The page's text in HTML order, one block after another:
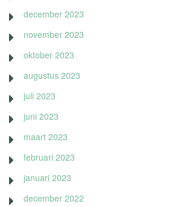
december 2023
november 2023
oktober 2023
augustus 2023
juli 2023
juni 2023
maart 2023
februari 2023
januari 2023
december 2022